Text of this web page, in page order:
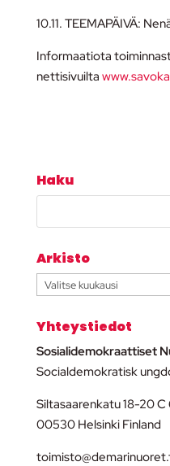
10.11. TEEMAPÄIVÄ:
Informaatiota
nettisivuilta
Haku
Arkisto
Arkisto
Yhteystiedot
Sosialidemokraattiset
Socialdemokratisk
Siltasaarenkatu 18-20 C
00530 Helsinki Finland